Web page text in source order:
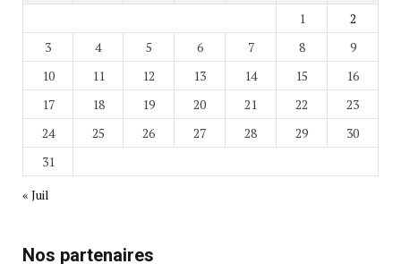
1
2
3
4 5 6 7 8
9
10
11 12 13 14 15
16
17
18 19 20 21 22
23
24
25 26 27 28 29
30
31
« Juil
Nos partenaires